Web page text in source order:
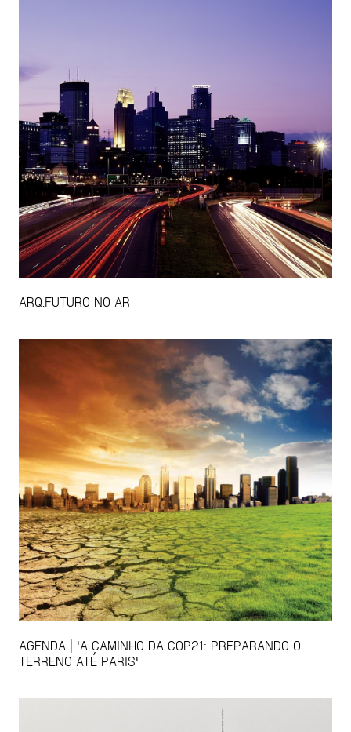
ARQ.FUTURO NO AR
AGENDA | 'A CAMINHO DA COP21: PREPARANDO O
TERRENO ATÉ PARIS'